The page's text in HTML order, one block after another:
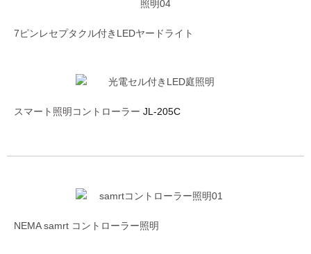
7ピンレセプタクル付きLEDヤードライト
スマート照明コントローラー JL-205C
NEMA samrt コントローラー照明